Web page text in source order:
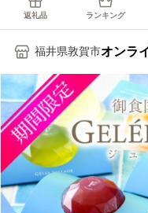
返礼品 ランキング
福井県敦賀市オンラ